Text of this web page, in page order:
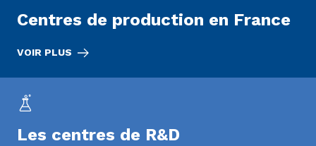
Centres de production en France
VOIR PLUS
Les centres de R&D